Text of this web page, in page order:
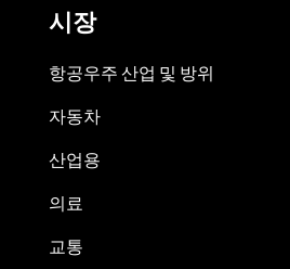
시장
항공우주 산업 및 방위
자동차
산업용
의료
교통